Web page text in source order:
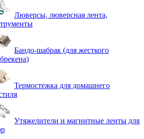
Люверсы, люверсная лента,
Бандо-шабрак (для жесткого
Термостежка для домашнего
Утяжелители и магнитные ленты для